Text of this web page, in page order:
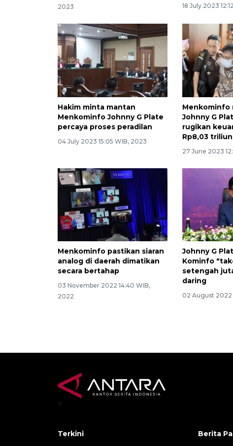
2023
18 July 2023
Hakim minta mantan
Menkominfo Johnny G Plate
percaya proses peradilan
04 July 2023 15:05 WIB, 2023
Johnny G
rugikan
Rp8,03 triliun
27 June 2023
Menkominfo pastikan siaran
analog di daerah dimatikan
secara bertahap
03 November 2022 14:40 WIB,
2022
Johnny G
Kominfo
setengah
daring
02 August 2022
>
Terkini Berita